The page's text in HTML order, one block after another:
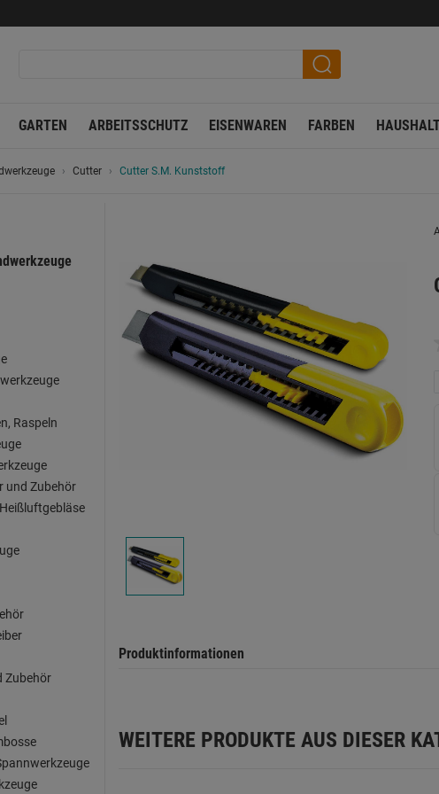
GARTEN ARBEITSSCHUTZ EISENWAREN FARBEN
Cutter Cutter S.M. Kunststoff
Raspeln
und Zubehör
Zubehör
Produktinformationen
WEITERE PRODUKTE AUS DIESER